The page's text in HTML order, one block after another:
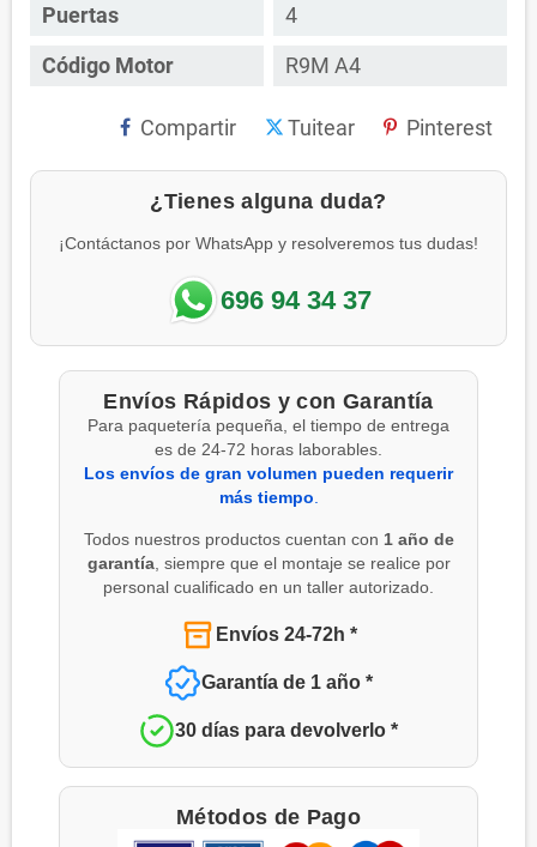
Puertas
4
Código Motor
R9M A4
Compartir Tuitear Pinterest
¿Tienes alguna duda?
¡Contáctanos por WhatsApp y resolveremos tus dudas!
696 94 34 37
Envíos Rápidos y con Garantía
Para paquetería pequeña, el tiempo de entrega
es de 24-72 horas laborables.
Los envíos de gran volumen pueden requerir
más tiempo
Todos nuestros productos cuentan con 1 año de
garantía, siempre que el montaje se realice por
personal cualificado en un taller autorizado.
Envíos 24-72h *
Garantía de 1 año *
30 días para devolverlo *
Métodos de Pago